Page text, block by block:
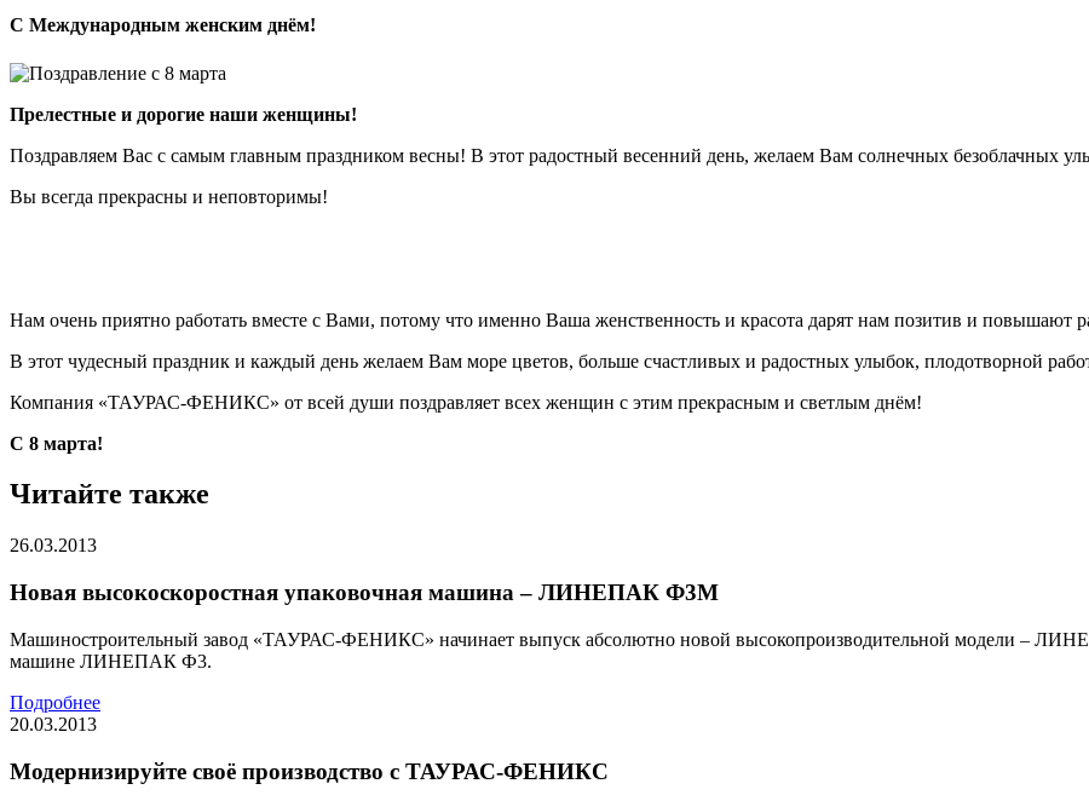
С Международным женским днём!
Прелестные и дорогие наши женщины!
Поздравляем Вас с самым главным праздником весны! В этот радостный весенний день, желаем Вам солнечных безоблачных
Вы всегда прекрасны и неповторимы!
Нам очень приятно работать вместе с Вами, потому что именно Ваша женственность и красота дарят нам позитив и повышают
В этот чудесный праздник и каждый день желаем Вам море цветов, больше счастливых и радостных улыбок, плодотворной
Компания «ТАУРАС-ФЕНИКС» от всей души поздравляет всех женщин с этим прекрасным и светлым днём!
С 8 марта!
Читайте также
26.03.2013
Новая высокоскоростная упаковочная машина – ЛИНЕПАК Ф3М
Машиностроительный завод «ТАУРАС-ФЕНИКС» начинает выпуск абсолютно новой высокопроизводительной модели –
машине ЛИНЕПАК Ф3.
Подробнее
20.03.2013
Модернизируйте своё производство с ТАУРАС-ФЕНИКС